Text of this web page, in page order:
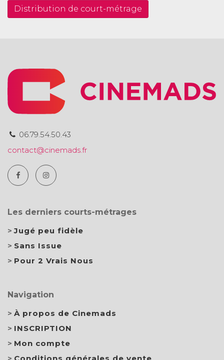
Distribution de court-métrage
06.79.54.50.43
contact@cinemads.fr
Les derniers courts-métrages
Jugé peu fidèle
Sans Issue
Pour 2 Vrais Nous
Navigation
À propos de Cinemads
INSCRIPTION
Mon compte